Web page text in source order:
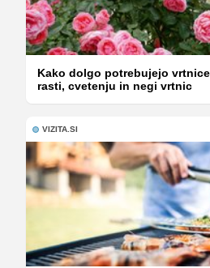
Kako dolgo potrebujejo
rasti, cvetenju in negi vrtnic
VIZITA.SI